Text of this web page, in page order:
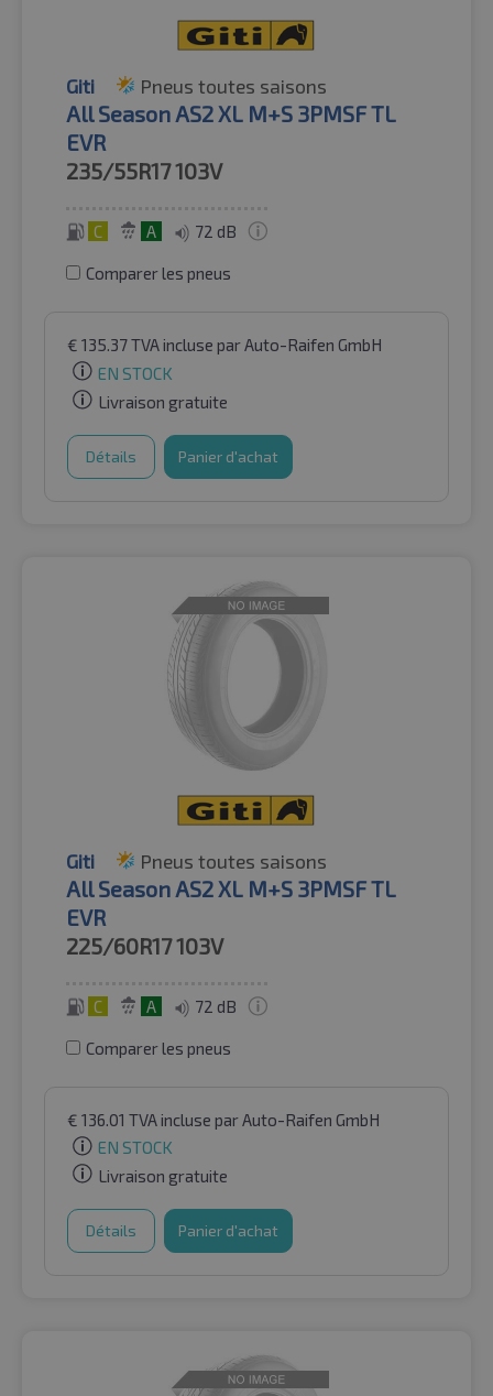
Giti Pneus toutes saisons
All Season AS2 XL M+S 3PMSF TL
EVR
235/55R17103V
C A 72 dB
Comparer les pneus
€ 135.37TVA incluse par Auto-Raifen GmbH
EN STOCK
Livraison gratuite
Détails Panier d'achat
Giti Pneus toutes saisons
All Season AS2 XL M+S 3PMSF TL
EVR
225/60R17103V
C A 72 dB
Comparer les pneus
€ 136.01 TVA incluse par Auto-Raifen GmbH
EN STOCK
Livraison gratuite
Détails Panier d'achat